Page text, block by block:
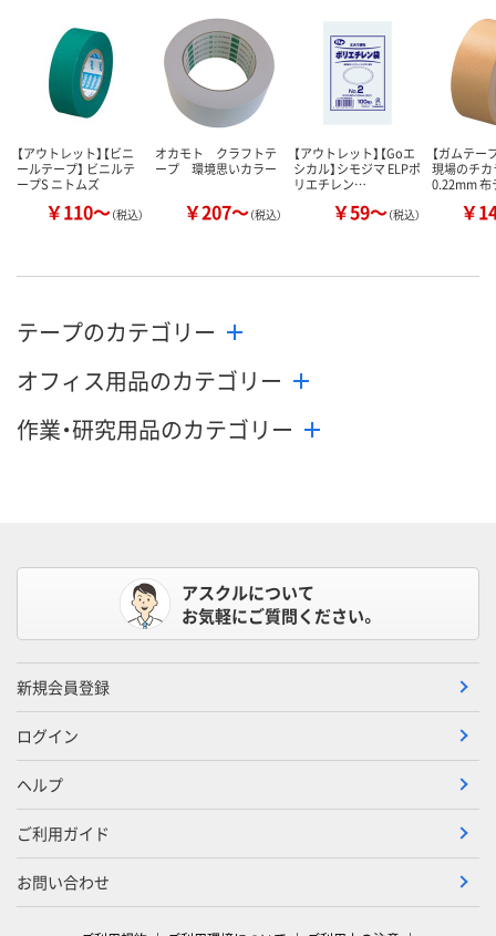
【アウトレット】【ビニ
ールテープ】 ビニルテ
ープS ニトムズ
￥110～（税込）
オカモト クラフトテ
ープ 環境思いカラー
￥207～（税込）
【アウトレット】【Goエ
シカル】シモジマ ELPポ
リエチレン…
￥59～（税込）
【ガムテー
現場のチカ
0.22mm
￥
テープのカテゴリー
オフィス用品のカテゴリー
作業・研究用品のカテゴリー
アスクルについて
お気軽にご質問ください。
新規会員登録
ログイン
ヘルプ
ご利用ガイド
お問い合わせ